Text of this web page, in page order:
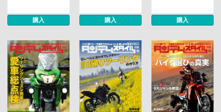
購入 購入 購入